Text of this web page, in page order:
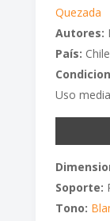
Quezada
Autores:
País: Chile
Uso
Soporte:
Tono: